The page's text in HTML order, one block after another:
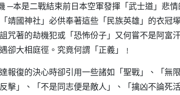
─本是二戰結束前日本空軍發揮「武士道」悲
靖國神社」必供奉著這些「民族英雄」的衣冠
咒著的劫機犯或「恐怖份子」又何嘗不是阿富
卻大相庭徑。究竟何謂「正義」﹗
報復的決心時卻引用一些諸如「聖戰」、「無
擊」、「不是同志便是敵人」、「擒凶不論死